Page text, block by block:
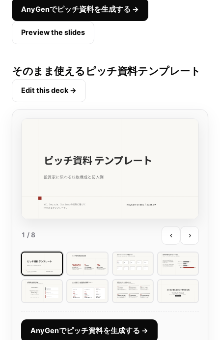
AnyGenでピッチ資料を生成する →
Preview the slides
そのまま使えるピッチ資料テンプレート
Edit this deck →
1 / 8 ‹ ›
AnyGenでピッチ資料を生成する →